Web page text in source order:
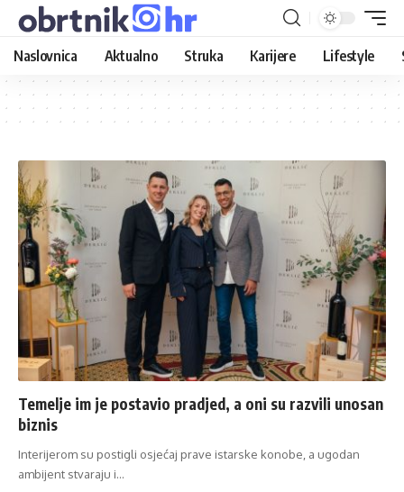
Naslovnica Aktualno Struka Karijere Lifestyle
Temelje im je postavio pradjed, a oni su razvili unosan
biznis
Interijerom su postigli osjećaj prave istarske konobe, a ugodan
ambijent stvaraju i…